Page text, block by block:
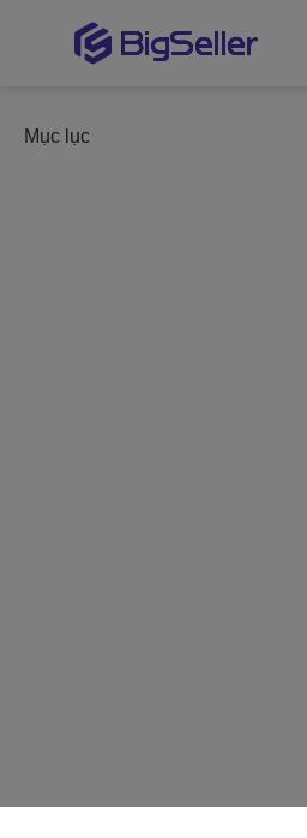
Mục lục